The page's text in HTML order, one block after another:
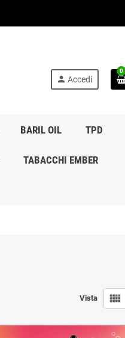
person Accedi
0
BARIL OIL TPD
TABACCHI EMBER
Vista view_comfy